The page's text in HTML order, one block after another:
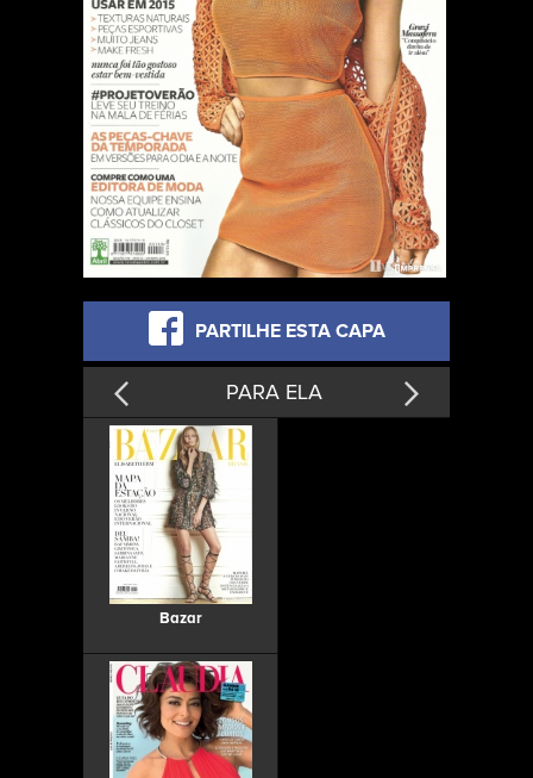
PARTILHE ESTA CAPA
PARA ELA
Bazar